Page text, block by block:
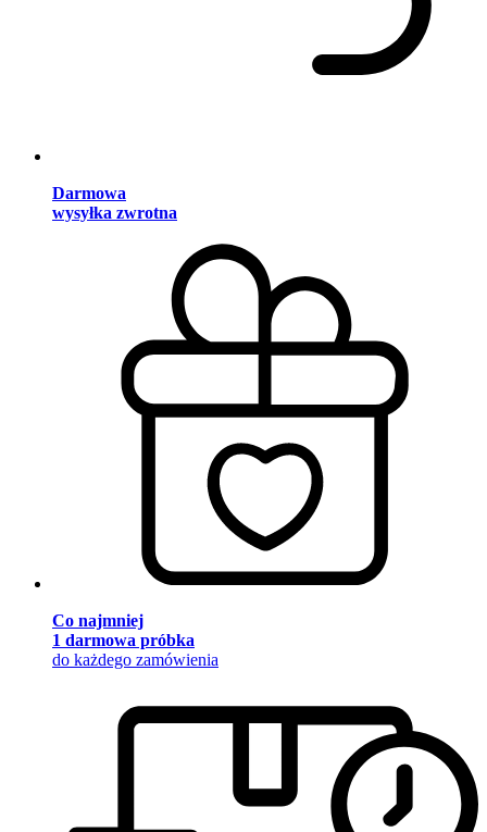
Darmowa
wysyłka zwrotna
Co najmniej
1 darmowa próbka
do każdego zamówienia